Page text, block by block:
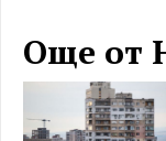
Още от